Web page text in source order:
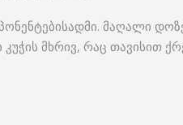
მაღალი
მხრივ, რაც თავისით